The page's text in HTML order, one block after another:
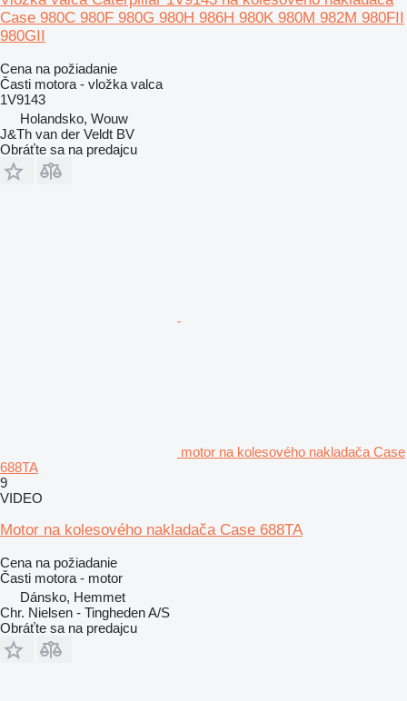
Case 980C 980F 980G 980H 986H 980K 980M 982M 980FII
980GII
Cena na požiadanie
Časti motora - vložka valca
1V9143
Holandsko, Wouw
J&Th van der Veldt BV
Obráťte sa na predajcu
motor na kolesového nakladača Case
688TA
9
VIDEO
Motor na kolesového nakladača Case 688TA
Cena na požiadanie
Časti motora - motor
Dánsko, Hemmet
Chr. Nielsen - Tingheden A/S
Obráťte sa na predajcu